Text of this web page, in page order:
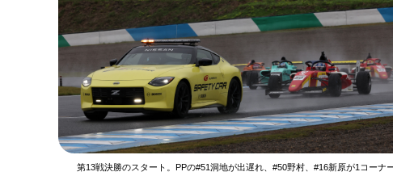
第13戦決勝のスタート。PPの#51洞地が出遅れ、#50野村、#16新原が1コーナ